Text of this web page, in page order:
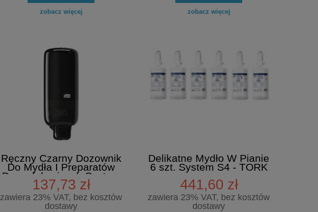
Kup 2l uniwersalnego płynu
CIF WINDOW &
zobacz więcej zobacz więcej
Ręczny Czarny Dozownik
Do Mydła I Preparatów
Dezynfekcyjnych System
S4 - TORK
137,73 zł
zawiera 23% VAT, bez kosztów
dostawy
Delikatne Mydło W Pianie
6 szt. System S4 - TORK
441,60 zł
zawiera 23% VAT, bez kosztów
dostawy